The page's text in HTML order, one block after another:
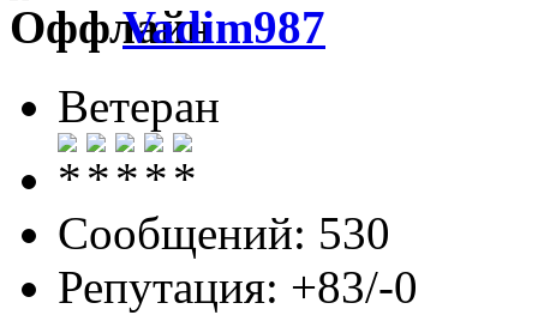
Vadim987
Ветеран
Сообщений: 530
Репутация: +83/-0